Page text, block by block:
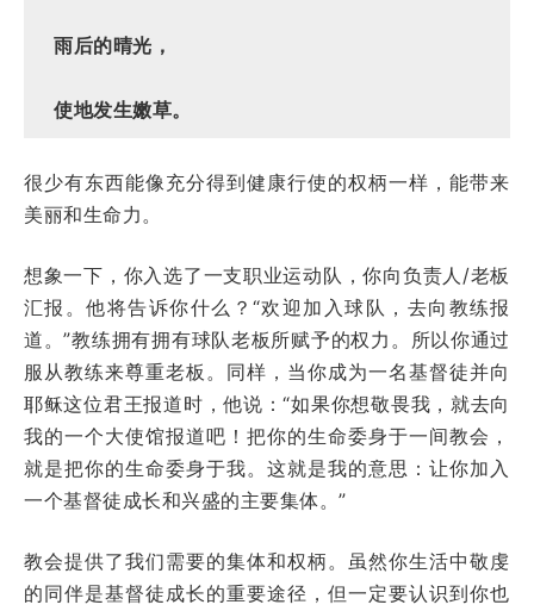
雨后的晴光，
使地发生嫩草。
很少有东西能像充分得到健康行使的权柄一样，能带来
美丽和生命力。
想象一下，你入选了一支职业运动队，你向负责人/老板
汇报。他将告诉你什么？“欢迎加入球队，去向教练报
道。”教练拥有拥有球队老板所赋予的权力。所以你通过
服从教练来尊重老板。同样，当你成为一名基督徒并向
耶稣这位君王报道时，他说：“如果你想敬畏我，就去向
我的一个大使馆报道吧！把你的生命委身于一间教会，
就是把你的生命委身于我。这就是我的意思：让你加入
一个基督徒成长和兴盛的主要集体。”
教会提供了我们需要的集体和权柄。虽然你生活中敬虔
的同伴是基督徒成长的重要途径，但一定要认识到你也